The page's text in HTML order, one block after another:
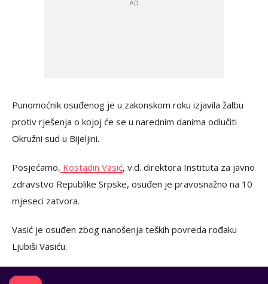
Punomoćnik osuđenog je u zakonskom roku izjavila žalbu
protiv rješenja o kojoj će se u narednim danima odlučiti
Okružni sud u Bijeljini.
Posjećamo, Kostadin Vasić, v.d. direktora Instituta za javno
zdravstvo Republike Srpske, osuđen je pravosnažno na 10
mjeseci zatvora.
Vasić je osuđen zbog nanošenja teških povreda rođaku
Ljubiši Vasiću.